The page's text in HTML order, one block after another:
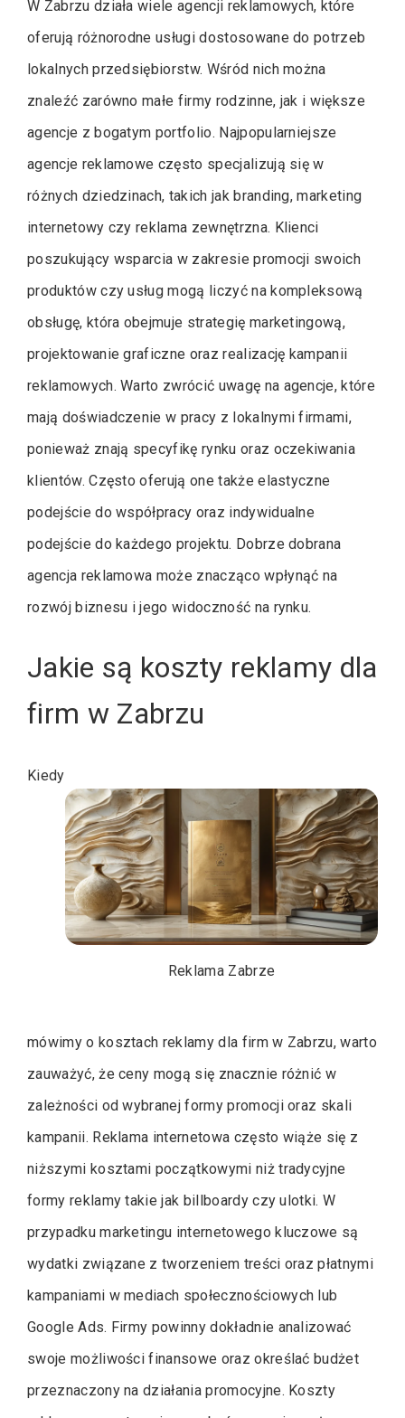
W Zabrzu działa wiele agencji reklamowych, które
oferują różnorodne usługi dostosowane do potrzeb
lokalnych przedsiębiorstw. Wśród nich można
znaleźć zarówno małe firmy rodzinne, jak i większe
agencje z bogatym portfolio. Najpopularniejsze
agencje reklamowe często specjalizują się w
różnych dziedzinach, takich jak branding, marketing
internetowy czy reklama zewnętrzna. Klienci
poszukujący wsparcia w zakresie promocji swoich
produktów czy usług mogą liczyć na kompleksową
obsługę, która obejmuje strategię marketingową,
projektowanie graficzne oraz realizację kampanii
reklamowych. Warto zwrócić uwagę na agencje, które
mają doświadczenie w pracy z lokalnymi firmami,
ponieważ znają specyfikę rynku oraz oczekiwania
klientów. Często oferują one także elastyczne
podejście do współpracy oraz indywidualne
podejście do każdego projektu. Dobrze dobrana
agencja reklamowa może znacząco wpłynąć na
rozwój biznesu i jego widoczność na rynku.
Jakie są koszty reklamy dla
firm w Zabrzu
Reklama Zabrze
Kiedy
mówimy o kosztach reklamy dla firm w Zabrzu, warto
zauważyć, że ceny mogą się znacznie różnić w
zależności od wybranej formy promocji oraz skali
kampanii. Reklama internetowa często wiąże się z
niższymi kosztami początkowymi niż tradycyjne
formy reklamy takie jak billboardy czy ulotki. W
przypadku marketingu internetowego kluczowe są
wydatki związane z tworzeniem treści oraz płatnymi
kampaniami w mediach społecznościowych lub
Google Ads. Firmy powinny dokładnie analizować
swoje możliwości finansowe oraz określać budżet
przeznaczony na działania promocyjne. Koszty